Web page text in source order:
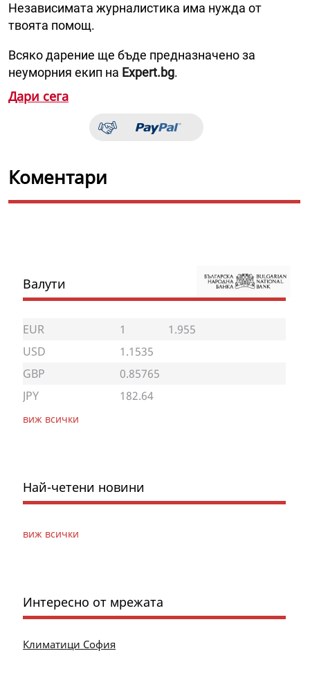
Независимата журналистика има нужда от
твоята помощ.
Всяко дарение ще бъде предназначено за
неуморния екип на Expert.bg.
Дари сега
Коментари
Валути
EUR 1
1.955
USD
1.1535
GBP
0.85765
JPY
182.64
виж всички
Най-четени новини
виж всички
Интересно от мрежата
Климатици София